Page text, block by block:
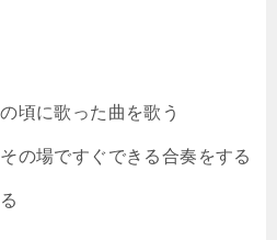
頃に歌った曲を歌う
の場ですぐできる合奏をする